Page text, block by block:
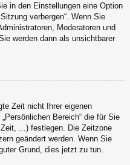
in den Einstellungen eine Option
verbergen“. Wenn Sie
Moderatoren und
werden dann als unsichtbarer
Zeit nicht Ihrer eigenen
Bereich“ die für Sie
...) festlegen. Die Zeitzone
geändert werden. Wenn Sie
Grund, dies jetzt zu tun.